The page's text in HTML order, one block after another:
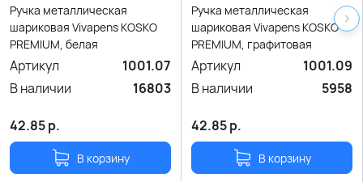
Ручка металлическая
шариковая Vivapens KOSKO
PREMIUM, белая
Артикул
1001.07
В наличии
16803
42.85р.
В корзину
Ручка металлическая
шариковая Vivapens KOSKO
PREMIUM, графитовая
Артикул
1001.09
В наличии
5958
42.85р.
В корзину